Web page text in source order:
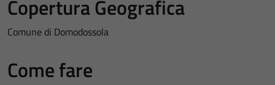
Copertura Geografica
Comune di Domodossola
Come fare